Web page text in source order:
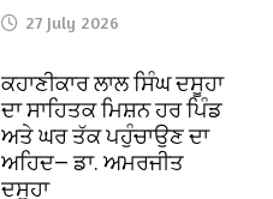
27 July 2026
ਕਹਾਣੀਕਾਰ ਲਾਲ ਸਿੰਘ ਦਸੂਹਾ
ਦਾ ਸਾਹਿਤਕ ਮਿਸ਼ਨ ਹਰ ਪਿੰਡ
ਅਤੇ ਘਰ ਤੱਕ ਪਹੁੰਚਾਉਣ ਦਾ
ਅਹਿਦ— ਡਾ. ਅਮਰਜੀਤ
ਦਸੂਹਾ